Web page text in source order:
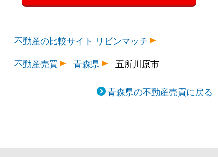
不動産の比較サイト リビンマッチ
不動産売買
青森県 五所川原市
青森県の不動産売買に戻る